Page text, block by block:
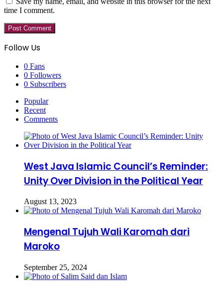
time I comment.
Follow Us
0 Fans
0 Followers
0 Subscribers
Popular
Recent
Comments
West Java Islamic Council’s Reminder:
Unity Over Division in the Political Year
August 13, 2023
Mengenal Tujuh Wali Karomah dari
Maroko
September 25, 2024